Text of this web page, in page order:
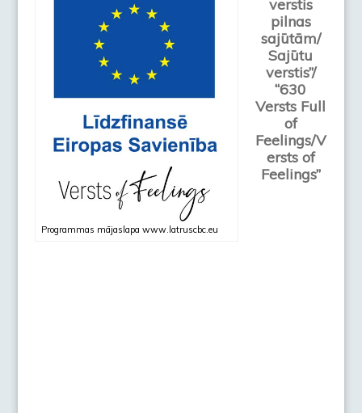
Programmas mājaslapa www.latruscbc.eu
verstis
pilnas
sajūtām/
Sajūtu
verstis”/
“630
Versts Full
of
Feelings/V
ersts of
Feelings”